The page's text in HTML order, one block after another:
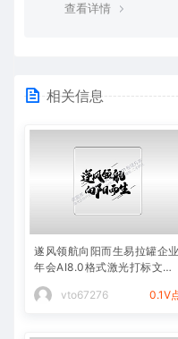
查看详情
相关信息
遂风领航向阳而生易拉罐企业
年会AI8.0格式激光打标文件
vto67276
0.1V